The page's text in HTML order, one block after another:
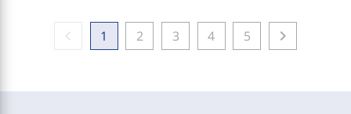
1 2 3 4 5 chevron_right